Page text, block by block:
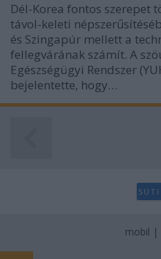
Dél-Korea fontos szerepet
távol-keleti
és Szingapúr mellett a
fellegvárának számít. A
Egészségügyi Rendszer
bejelentette, hogy…
mobil |